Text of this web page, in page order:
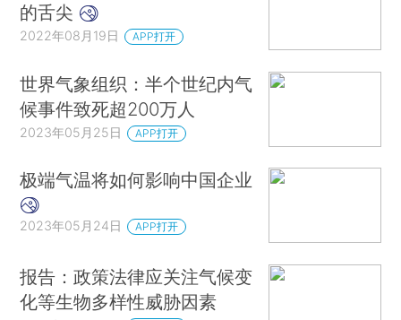
的舌尖
2022年08月19日 APP打开
世界气象组织：半个世纪内气
候事件致死超200万人
2023年05月25日 APP打开
极端气温将如何影响中国企业
2023年05月24日 APP打开
报告：政策法律应关注气候变
化等生物多样性威胁因素